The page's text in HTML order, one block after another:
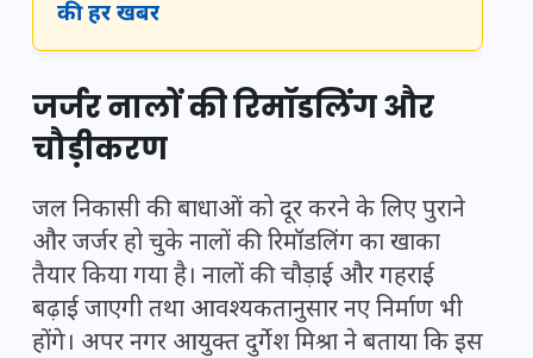
की हर खबर
जर्जर नालों की रिमॉडलिंग और
चौड़ीकरण
जल निकासी की बाधाओं को दूर करने के लिए पुराने
और जर्जर हो चुके नालों की रिमॉडलिंग का खाका
तैयार किया गया है। नालों की चौड़ाई और गहराई
बढ़ाई जाएगी तथा आवश्यकतानुसार नए निर्माण भी
होंगे। अपर नगर आयुक्त दुर्गेश मिश्रा ने बताया कि इस